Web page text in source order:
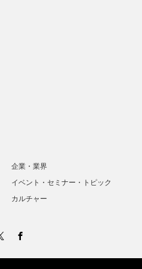
企業・業界
イベント・セミナー・トピック
カルチャー